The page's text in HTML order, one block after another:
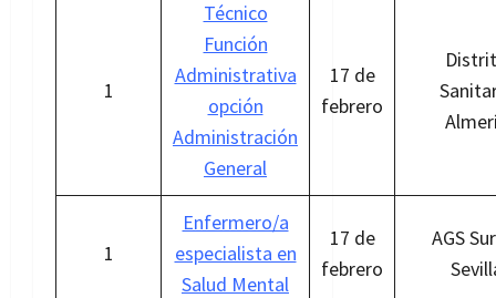
1
Técnico
Función
Administrativa
opción
Administración
General
17 de
febrero
1
Enfermero/a
especialista en
Salud Mental
17 de
febrero
AGS